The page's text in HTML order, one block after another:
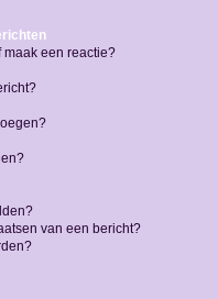
maak een reactie?
van een bericht?